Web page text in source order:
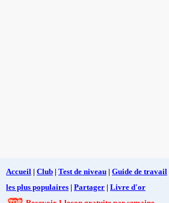
Accueil | Club | Test de niveau | Guide de travail
les plus populaires | Partager | Livre d'or